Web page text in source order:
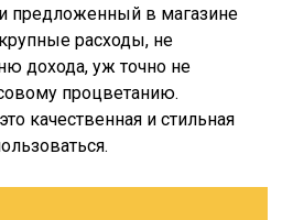
предложенный в магазине
расходы, не
дохода, уж точно не
процветанию.
качественная и стильная